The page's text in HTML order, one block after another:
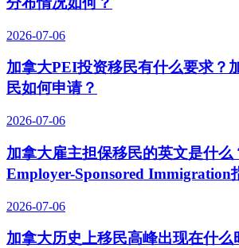
2026-07-06
加拿大PEI投资移民有什么要求？
民如何申请？
2026-07-06
加拿大雇主担保移民的英文是什么
Employer-Sponsored Immigration
2026-07-06
加拿大历史上移民高峰出现在什么